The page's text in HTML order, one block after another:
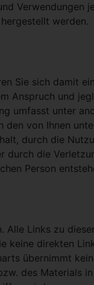
Verwendungen
werden.
Sie sich damit
Anspruch und
umfasst unter
von Ihnen
durch die
durch die
Person
Alle Links zu
keine direkten
übernimmt
des Materials